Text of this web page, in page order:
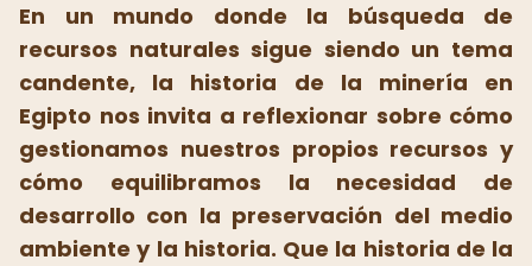
En un mundo donde la búsqueda de
recursos naturales sigue siendo un tema
candente, la historia de la minería en
Egipto nos invita a reflexionar sobre cómo
gestionamos nuestros propios recursos y
cómo equilibramos la necesidad de
desarrollo con la preservación del medio
ambiente y la historia. Que la historia de la